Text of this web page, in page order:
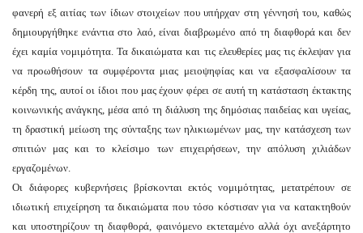
φανερή εξ αιτίας των ίδιων στοιχείων που υπήρχαν στη γέννησή του, καθώς
δημιουργήθηκε ενάντια στο λαό, είναι διαβρωμένο από τη διαφθορά και δεν
έχει καμία νομιμότητα. Τα δικαιώματα και τις ελευθερίες μας τις έκλεψαν για
να προωθήσουν τα συμφέροντα μιας μειοψηφίας και να εξασφαλίσουν τα
κέρδη της, αυτοί οι ίδιοι που μας έχουν φέρει σε αυτή τη κατάσταση έκτακτης
κοινωνικής ανάγκης, μέσα από τη διάλυση της δημόσιας παιδείας και υγείας,
τη δραστική μείωση της σύνταξης των ηλικιωμένων μας, την κατάσχεση των
σπιτιών μας και το κλείσιμο των επιχειρήσεων, την απόλυση χιλιάδων
εργαζομένων.
Οι διάφορες κυβερνήσεις βρίσκονται εκτός νομιμότητας, μετατρέπουν σε
ιδιωτική επιχείρηση τα δικαιώματα που τόσο κόστισαν για να κατακτηθούν
και υποστηρίζουν τη διαφθορά, φαινόμενο εκτεταμένο αλλά όχι ανεξάρτητο